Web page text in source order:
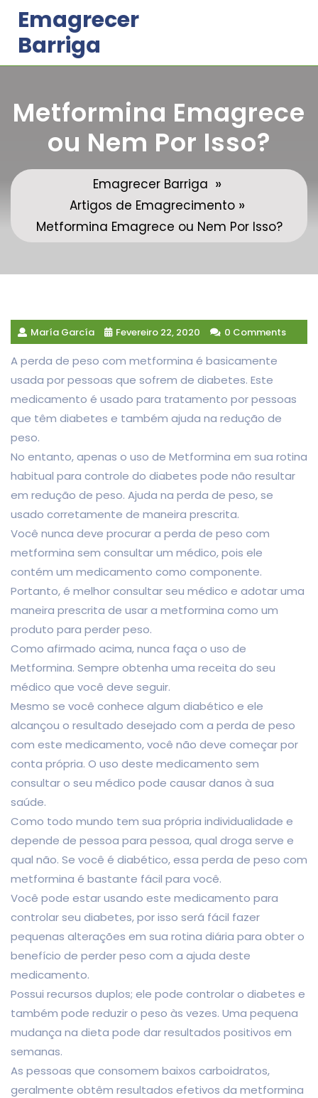
content
Emagrecer
Barriga
Metformina Emagrece
ou Nem Por Isso?
Emagrecer Barriga »
Artigos de Emagrecimento »
Metformina Emagrece ou Nem Por Isso?
María García Fevereiro 22, 2020 0 Comments
A perda de peso com metformina é basicamente
usada por pessoas que sofrem de diabetes. Este
medicamento é usado para tratamento por pessoas
que têm diabetes e também ajuda na redução de
peso.
No entanto, apenas o uso de Metformina em sua rotina
habitual para controle do diabetes pode não resultar
em redução de peso. Ajuda na perda de peso, se
usado corretamente de maneira prescrita.
Você nunca deve procurar a perda de peso com
metformina sem consultar um médico, pois ele
contém um medicamento como componente.
Portanto, é melhor consultar seu médico e adotar uma
maneira prescrita de usar a metformina como um
produto para perder peso.
Como afirmado acima, nunca faça o uso de
Metformina. Sempre obtenha uma receita do seu
médico que você deve seguir.
Mesmo se você conhece algum diabético e ele
alcançou o resultado desejado com a perda de peso
com este medicamento, você não deve começar por
conta própria. O uso deste medicamento sem
consultar o seu médico pode causar danos à sua
saúde.
Como todo mundo tem sua própria individualidade e
depende de pessoa para pessoa, qual droga serve e
qual não. Se você é diabético, essa perda de peso com
metformina é bastante fácil para você.
Você pode estar usando este medicamento para
controlar seu diabetes, por isso será fácil fazer
pequenas alterações em sua rotina diária para obter o
benefício de perder peso com a ajuda deste
medicamento.
Possui recursos duplos; ele pode controlar o diabetes e
também pode reduzir o peso às vezes. Uma pequena
mudança na dieta pode dar resultados positivos em
semanas.
As pessoas que consomem baixos carboidratos,
geralmente obtêm resultados efetivos da metformina